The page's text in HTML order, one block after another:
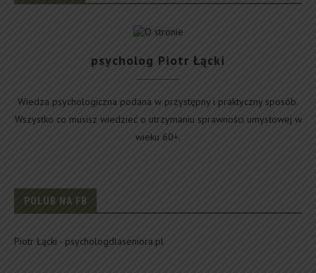
psycholog Piotr Łącki
Wiedza psychologiczna podana w przystępny i praktyczny sposób.
Wszystko co musisz wiedzieć o utrzymaniu sprawności umysłowej w
wieku 60+.
POLUB NA FB
Piotr Łącki - psychologdlaseniora.pl